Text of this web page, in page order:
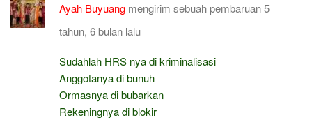
Ayah Buyuang mengirim sebuah pembaruan5
tahun, 6 bulan lalu
Sudahlah HRS nya di kriminalisasi
Anggotanya di bunuh
Ormasnya di bubarkan
Rekeningnya di blokir